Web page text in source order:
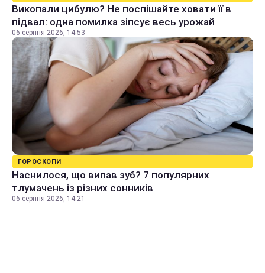
Викопали цибулю? Не поспішайте ховати її в
підвал: одна помилка зіпсує весь урожай
06 серпня 2026, 14:53
ГОРОСКОПИ
Наснилося, що випав зуб? 7 популярних
тлумачень із різних сонників
06 серпня 2026, 14:21